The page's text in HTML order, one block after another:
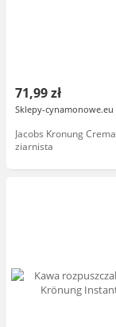
71,99 zł
Sklepy-cynamonowe.eu
Jacobs Kronung
ziarnista